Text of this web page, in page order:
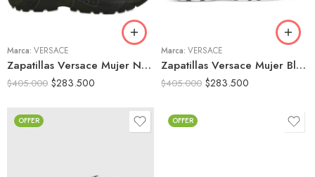
Marca: VERSACE
Zapatillas Versace Mujer Negras Chunky Plataforma
$405.000 $283.500
39
Marca: VERSACE
Zapatillas Versace Mujer Blancas Chunky Plataforma
$405.000 $283.500
OFFER OFFER